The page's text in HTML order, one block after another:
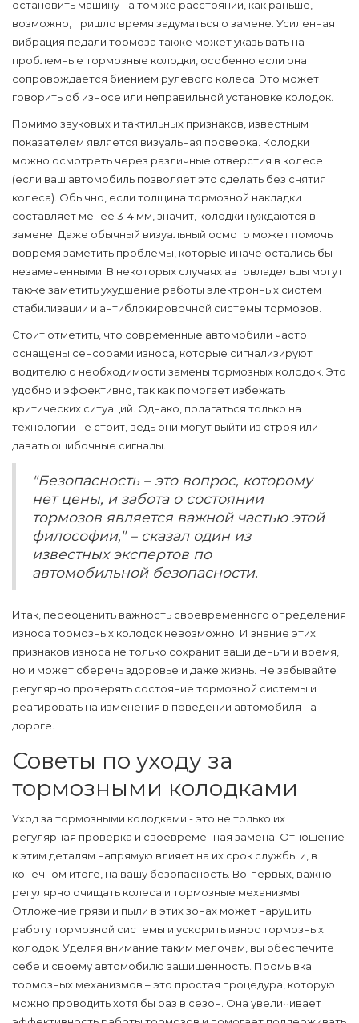
остановить машину на том же расстоянии, как раньше,
возможно, пришло время задуматься о замене. Усиленная
вибрация педали тормоза также может указывать на
проблемные тормозные колодки, особенно если она
сопровождается биением рулевого колеса. Это может
говорить об износе или неправильной установке колодок.
Помимо звуковых и тактильных признаков, известным
показателем является визуальная проверка. Колодки
можно осмотреть через различные отверстия в колесе
(если ваш автомобиль позволяет это сделать без снятия
колеса). Обычно, если толщина тормозной накладки
составляет менее 3-4 мм, значит, колодки нуждаются в
замене. Даже обычный визуальный осмотр может помочь
вовремя заметить проблемы, которые иначе остались бы
незамеченными. В некоторых случаях автовладельцы могут
также заметить ухудшение работы электронных систем
стабилизации и антиблокировочной системы тормозов.
Стоит отметить, что современные автомобили часто
оснащены сенсорами износа, которые сигнализируют
водителю о необходимости замены тормозных колодок. Это
удобно и эффективно, так как помогает избежать
критических ситуаций. Однако, полагаться только на
технологии не стоит, ведь они могут выйти из строя или
давать ошибочные сигналы.
"Безопасность – это вопрос, которому
нет цены, и забота о состоянии
тормозов является важной частью этой
философии," – сказал один из
известных экспертов по
автомобильной безопасности.
Итак, переоценить важность своевременного определения
износа тормозных колодок невозможно. И знание этих
признаков износа не только сохранит ваши деньги и время,
но и может сберечь здоровье и даже жизнь. Не забывайте
регулярно проверять состояние тормозной системы и
реагировать на изменения в поведении автомобиля на
дороге.
Советы по уходу за
тормозными колодками
Уход за тормозными колодками - это не только их
регулярная проверка и своевременная замена. Отношение
к этим деталям напрямую влияет на их срок службы и, в
конечном итоге, на вашу безопасность. Во-первых, важно
регулярно очищать колеса и тормозные механизмы.
Отложение грязи и пыли в этих зонах может нарушить
работу тормозной системы и ускорить износ тормозных
колодок. Уделяя внимание таким мелочам, вы обеспечите
себе и своему автомобилю защищенность. Промывка
тормозных механизмов – это простая процедура, которую
можно проводить хотя бы раз в сезон. Она увеличивает